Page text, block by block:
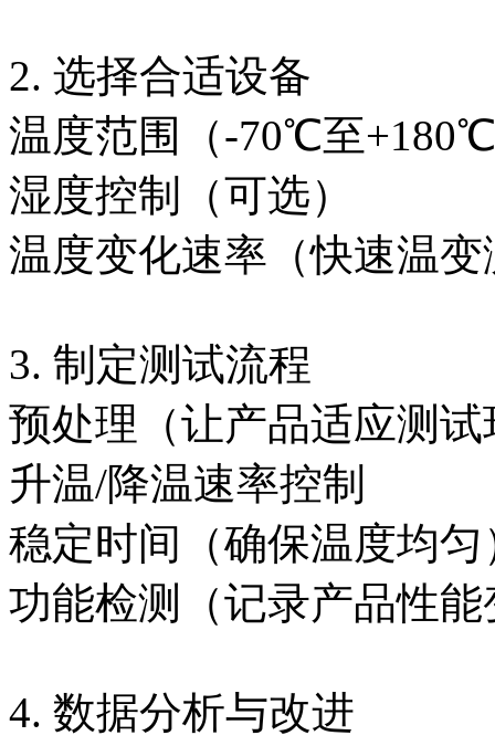
2. 选择合适设备
温度范围（-70℃至
湿度控制（可选）
温度变化速率（快速温
3. 制定测试流程
预处理（让产品适应测试
升温/降温速率控制
稳定时间（确保温度均匀
功能检测（记录产品性能
4. 数据分析与改进